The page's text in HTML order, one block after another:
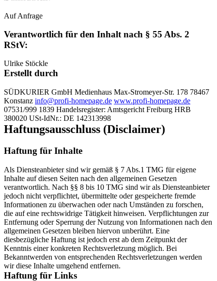
Auf Anfrage
Verantwortlich für den Inhalt nach § 55 Abs. 2
RStV:
Ulrike Stöckle
Erstellt durch
SÜDKURIER GmbH Medienhaus Max-Stromeyer-Str. 178 78467
Konstanz info@profi-homepage.de www.profi-homepage.de
07531/999 1839 Handelsregister: Amtsgericht Freiburg HRB
380020 USt-IdNr.: DE 142313998
Haftungsausschluss (Disclaimer)
Haftung für Inhalte
Als Diensteanbieter sind wir gemäß § 7 Abs.1 TMG für eigene
Inhalte auf diesen Seiten nach den allgemeinen Gesetzen
verantwortlich. Nach §§ 8 bis 10 TMG sind wir als Diensteanbieter
jedoch nicht verpflichtet, übermittelte oder gespeicherte fremde
Informationen zu überwachen oder nach Umständen zu forschen,
die auf eine rechtswidrige Tätigkeit hinweisen. Verpflichtungen zur
Entfernung oder Sperrung der Nutzung von Informationen nach den
allgemeinen Gesetzen bleiben hiervon unberührt. Eine
diesbezügliche Haftung ist jedoch erst ab dem Zeitpunkt der
Kenntnis einer konkreten Rechtsverletzung möglich. Bei
Bekanntwerden von entsprechenden Rechtsverletzungen werden
wir diese Inhalte umgehend entfernen.
Haftung für Links